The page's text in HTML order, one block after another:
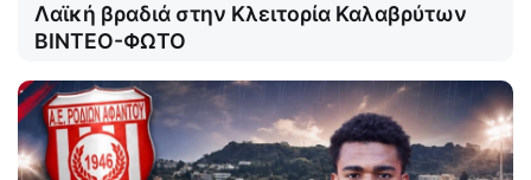
Λαϊκή βραδιά στην Κλειτορία Καλαβρύτων
ΒΙΝΤΕΟ-ΦΩΤΟ